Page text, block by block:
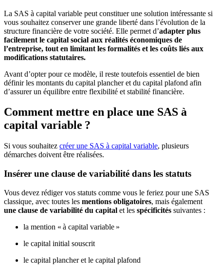
La SAS à capital variable peut constituer une solution intéressante si
vous souhaitez conserver une grande liberté dans l’évolution de la
structure financière de votre société. Elle permet d’adapter plus
facilement le capital social aux réalités économiques de
l’entreprise, tout en limitant les formalités et les coûts liés aux
modifications statutaires.
Avant d’opter pour ce modèle, il reste toutefois essentiel de bien
définir les montants du capital plancher et du capital plafond afin
d’assurer un équilibre entre flexibilité et stabilité financière.
Comment mettre en place une SAS à
capital variable ?
Si vous souhaitez créer une SAS à capital variable, plusieurs
démarches doivent être réalisées.
Insérer une clause de variabilité dans les statuts
Vous devez rédiger vos statuts comme vous le feriez pour une SAS
classique, avec toutes les mentions obligatoires, mais également
une clause de variabilité du capital et les spécificités suivantes :
la mention « à capital variable »
le capital initial souscrit
le capital plancher et le capital plafond